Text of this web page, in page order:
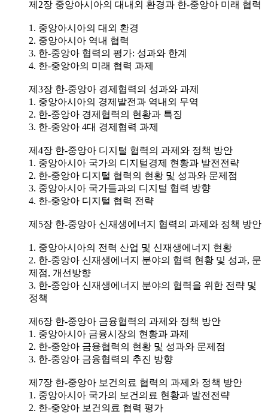
제2장 중앙아시아의 대내외 환경과 한-중앙아 미래 협력
1. 중앙아시아의 대외 환경
2. 중앙아시아 역내 협력
3. 한-중앙아 협력의 평가: 성과와 한계
4. 한-중앙아의 미래 협력 과제
제3장 한-중앙아 경제협력의 성과와 과제
1. 중앙아시아의 경제발전과 역내외 무역
2. 한-중앙아 경제협력의 현황과 특징
3. 한-중앙아 4대 경제협력 과제
제4장 한-중앙아 디지털 협력의 과제와 정책 방안
1. 중앙아시아 국가의 디지털경제 현황과 발전전략
2. 한-중앙아 디지털 협력의 현황 및 성과와 문제점
3. 중앙아시아 국가들과의 디지털 협력 방향
4. 한-중앙아 디지털 협력 전략
제5장 한-중앙아 신재생에너지 협력의 과제와 정책 방안
1. 중앙아시아의 전력 산업 및 신재생에너지 현황
2. 한-중앙아 신재생에너지 분야의 협력 현황 및 성과, 문
제점, 개선방향
3. 한-중앙아 신재생에너지 분야의 협력을 위한 전략 및
정책
제6장 한-중앙아 금융협력의 과제와 정책 방안
1. 중앙아시아 금융시장의 현황과 과제
2. 한-중앙아 금융협력의 현황 및 성과와 문제점
3. 한-중앙아 금융협력의 추진 방향
제7장 한-중앙아 보건의료 협력의 과제와 정책 방안
1. 중앙아시아 국가의 보건의료 현황과 발전전략
2. 한-중앙아 보건의료 협력 평가